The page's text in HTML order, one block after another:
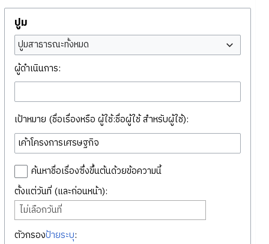
ปูม
ปูมสาธารณะทั้งหมด
ผู้ดำเนินการ:
เป้าหมาย (ชื่อเรื่องหรือ ผู้ใช้:ชื่อผู้ใช้ สำหรับผู้ใช้):
ค้นหาชื่อเรื่องซึ่งขึ้นต้นด้วยข้อความนี้
ตั้งแต่วันที่ (และก่อนหน้า):
ไม่เลือกวันที่
ตัวกรองป้ายระบุ: